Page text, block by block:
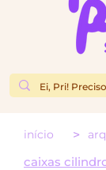
início >
caixas